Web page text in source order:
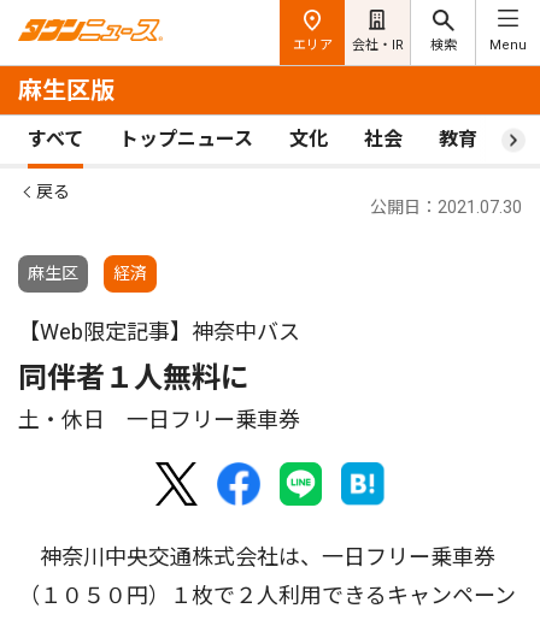
エリア 会社・IR 検索 Menu
麻生区版
すべて トップニュース 文化 社会 教育 ス
戻る
麻生区 経済
公開日：2021.07.30
【Web限定記事】神奈中バス
同伴者１人無料に
土・休日 一日フリー乗車券
神奈川中央交通株式会社は、一日フリー乗車券
（１０５０円）１枚で２人利用できるキャンペーン